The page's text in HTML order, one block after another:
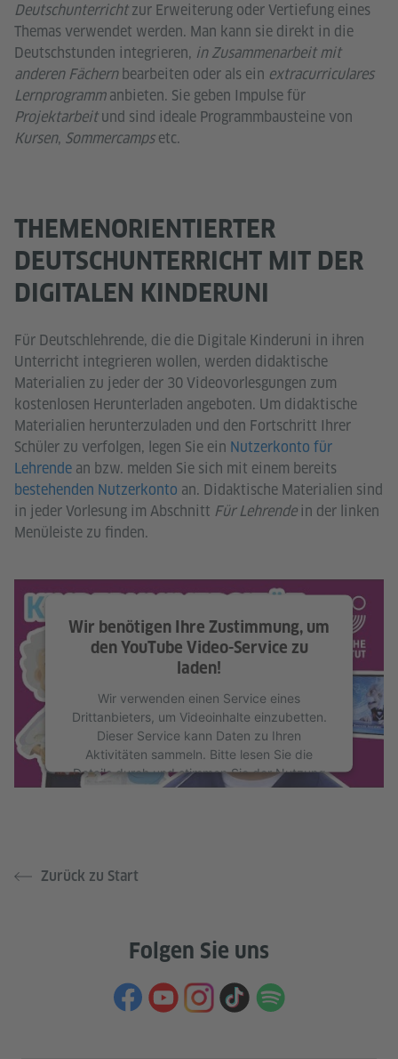
Deutschunterrichtzur Erweiterung oder Vertiefung eines
Themas verwendet werden. Man kann sie direkt in die
Deutschstunden integrieren, in Zusammenarbeit mit
anderen Fächernbearbeiten oder als ein extracurriculares
Lernprogrammanbieten. Sie geben Impulse für
Projektarbeitund sind ideale Programmbausteine von
Kursen, Sommercampsetc.
THEMENORIENTIERTER
DEUTSCHUNTERRICHT MIT DER
DIGITALEN KINDERUNI
Für Deutschlehrende, die die Digitale Kinderuni in ihren
Unterricht integrieren wollen, werden didaktische
Materialien zu jeder der 30 Videovorlesgungen zum
kostenlosen Herunterladen angeboten. Um didaktische
Materialien herunterzuladen und den Fortschritt Ihrer
Schüler zu verfolgen, legen Sie ein Nutzerkonto für
Lehrende an bzw. melden Sie sich mit einem bereits
bestehenden Nutzerkonto an. Didaktische Materialien sind
in jeder Vorlesung im Abschnitt Für Lehrendein der linken
Menüleiste zu finden.
Wir benötigen Ihre Zustimmung, um
den YouTube Video-Service zu
laden!
Wir verwenden einen Service eines
Drittanbieters, um Videoinhalte einzubetten.
Dieser Service kann Daten zu Ihren
Aktivitäten sammeln. Bitte lesen Sie die
Details durch und stimmen Sie der Nutzung
des Service zu, um dieses Video anzusehen.
Zurück zu Start
Folgen Sie uns